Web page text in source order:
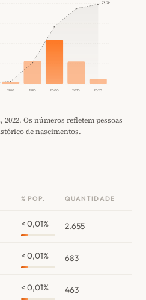
1980 1990 2000 2010 2020
23.7k
Os números refletem pessoas
de nascimentos.
% POP. QUANTIDADE
< 0,01% 2.655
< 0,01% 683
< 0,01% 463